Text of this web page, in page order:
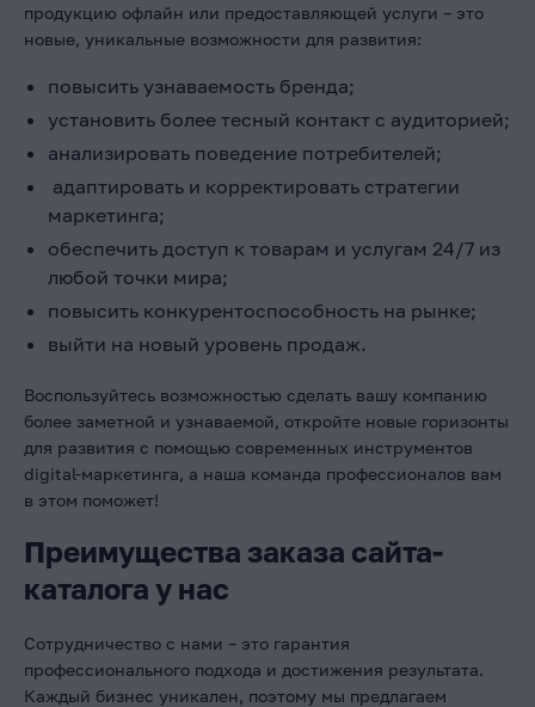
продукцию офлайн или предоставляющей услуги – это
новые, уникальные возможности для развития:
повысить узнаваемость бренда;
установить более тесный контакт с аудиторией;
анализировать поведение потребителей;
адаптировать и корректировать стратегии
маркетинга;
обеспечить доступ к товарам и услугам 24/7 из
любой точки мира;
повысить конкурентоспособность на рынке;
выйти на новый уровень продаж.
Воспользуйтесь возможностью сделать вашу компанию
более заметной и узнаваемой, откройте новые горизонты
для развития с помощью современных инструментов
digital-маркетинга, а наша команда профессионалов вам
в этом поможет!
Преимущества заказа сайта-
каталога у нас
Сотрудничество с нами – это гарантия
профессионального подхода и достижения результата.
Каждый бизнес уникален, поэтому мы предлагаем